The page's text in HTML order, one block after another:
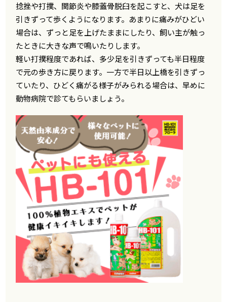
捻挫や打撲、関節炎や膝蓋骨脱臼を起こすと、犬は足を
引きずって歩くようになります。あまりに痛みがひどい
場合は、ずっと足を上げたままにしたり、飼い主が触っ
たときに大きな声で鳴いたりします。
軽い打撲程度であれば、多少足を引きずっても半日程度
で元の歩き方に戻ります。一方で半日以上橋を引きずっ
ていたり、ひどく痛がる様子がみられる場合は、早めに
動物病院で診てもらいましょう。